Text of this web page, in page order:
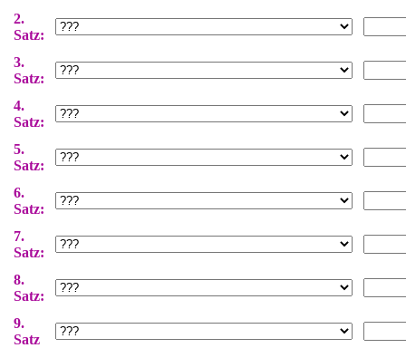
2.
Satz:
3.
Satz:
4.
Satz:
5.
Satz:
6.
Satz:
7.
Satz:
8.
Satz:
9.
Satz